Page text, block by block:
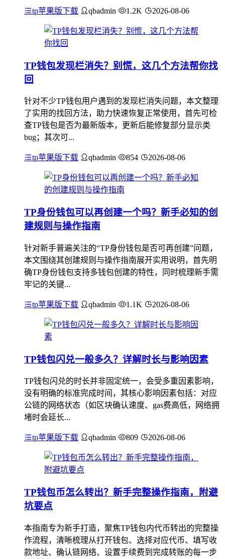
tp苹果版下载 qbadmin 1.2K 2026-08-06
TP钱包发现栏消失？别慌，这几个方法帮你找
回
针对不少TP钱包用户遇到的发现栏消失问题，本文整理
了实用的找回方法，助力快速恢复正常使用，首先可检
查TP钱包是否为最新版本，更新后能修复部分显示类
bug；其次可...
tp苹果版下载 qbadmin 854 2026-08-06
TP身份钱包可以再创建一个吗？新手必知的创
建规则与操作指南
针对新手普遍关注的“TP身份钱包是否可再创建”问题，
本文围绕其创建规则与操作指南展开实用说明，首先明
确TP身份钱包支持多钱包创建的特性，同时梳理新手需
牢记的关键...
tp苹果版下载 qbadmin 1.1K 2026-08-06
TP钱包闪兑一般多久？详解时长与影响因素
TP钱包闪兑的时长并非固定统一，会受多重因素影响，
没有明确的标准完成时间，其核心影响因素包括：对应
公链的网络状态（如区块确认速度、gas费高低，网络拥
堵时会延长...
tp苹果版下载 qbadmin 809 2026-08-06
TP钱包币怎么转出？新手完整操作指南，附避
坑要点
本指南专为新手打造，聚焦TP钱包内代币转出的完整操
作流程，清晰梳理从打开钱包、选择对应代币、填写收
款地址、确认链网络、设置手续费到完成转账的每一步